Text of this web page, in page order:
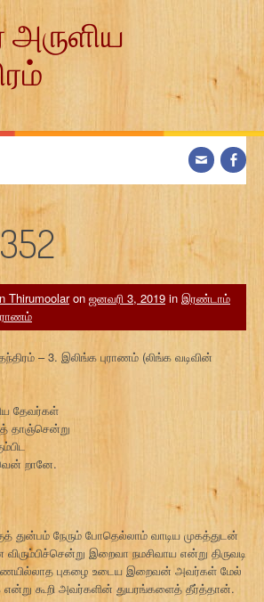
அருளிய
Thirumoolaron ஜனவரி 3, 2019 in இரண்டாம்
– 3. இலிங்க புராணம் (லிங்க வடிவின்
தேவர்கள்
தாஞ்சென்று
றானே.
துன்பம் நேரும் போதெல்லாம் வாடிய முகத்துடன்
இறைவா நமசிவாய என்று திருவடி
புகழை உடைய இறைவன் அவர்கள் மேல்
கூறி அவர்களின் துயரங்களைத் தீர்த்தான்.